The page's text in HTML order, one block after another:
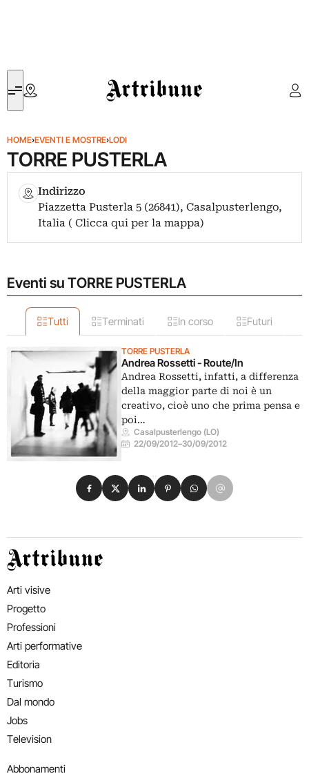
Artribune
HOME›EVENTI E MOSTRE›LODI
TORRE PUSTERLA
Indirizzo
Piazzetta Pusterla 5 (26841), Casalpusterlengo,
Italia ( Clicca qui per la mappa)
Eventi su TORRE PUSTERLA
Tutti Terminati In corso Futuri
TORRE PUSTERLA
Andrea Rossetti - Route/In
Andrea Rossetti, infatti, a differenza
della maggior parte di noi è un
creativo, cioè uno che prima pensa e
poi…
Casalpusterlengo (LO)
22/09/2012–30/09/2012
Condividi su Facebook
Condividi su X
Condividi su LinkedIn
Condividi su Pinterest
Condividi su WhatsApp
Condividi su Email
Artribune
Arti visive
Progetto
Professioni
Arti performative
Editoria
Turismo
Dal mondo
Jobs
Television
Abbonamenti